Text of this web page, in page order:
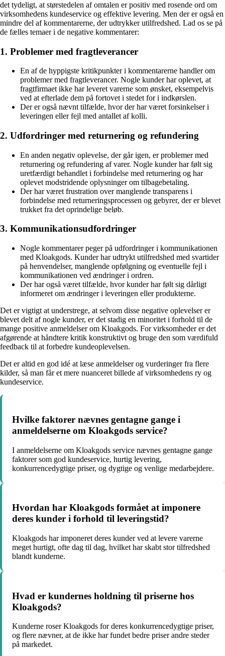
det tydeligt, at størstedelen af omtalen er positiv med rosende ord om
virksomhedens kundeservice og effektive levering. Men der er også en
mindre del af kommentarerne, der udtrykker utilfredshed. Lad os se på
de fælles temaer i de negative kommentarer:
1. Problemer med fragtleverancer
En af de hyppigste kritikpunkter i kommentarerne handler om
problemer med fragtleverancer. Nogle kunder har oplevet, at
fragtfirmaet ikke har leveret varerne som ønsket, eksempelvis
ved at efterlade dem på fortovet i stedet for i indkørslen.
Der er også nævnt tilfælde, hvor der har været forsinkelser i
leveringen eller fejl med antallet af kolli.
2. Udfordringer med returnering og refundering
En anden negativ oplevelse, der går igen, er problemer med
returnering og refundering af varer. Nogle kunder har følt sig
uretfærdigt behandlet i forbindelse med returnering og har
oplevet modstridende oplysninger om tilbagebetaling.
Der har været frustration over manglende transparens i
forbindelse med returneringsprocessen og gebyrer, der er blevet
trukket fra det oprindelige beløb.
3. Kommunikationsudfordringer
Nogle kommentarer peger på udfordringer i kommunikationen
med Kloakgods. Kunder har udtrykt utilfredshed med svartider
på henvendelser, manglende opfølgning og eventuelle fejl i
kommunikationen ved ændringer i ordren.
Der har også været tilfælde, hvor kunder har følt sig dårligt
informeret om ændringer i leveringen eller produkterne.
Det er vigtigt at understrege, at selvom disse negative oplevelser er
blevet delt af nogle kunder, er det stadig en minoritet i forhold til de
mange positive anmeldelser om Kloakgods. For virksomheder er det
afgørende at håndtere kritik konstruktivt og bruge den som værdifuld
feedback til at forbedre kundeoplevelsen.
Det er altid en god idé at læse anmeldelser og vurderinger fra flere
kilder, så man får et mere nuanceret billede af virksomhedens ry og
kundeservice.
Hvilke faktorer nævnes gentagne gange i
anmeldelserne om Kloakgods service?
I anmeldelserne om Kloakgods service nævnes gentagne gange
faktorer som god kundeservice, hurtig levering,
konkurrencedygtige priser, og dygtige og venlige medarbejdere.
Hvordan har Kloakgods formået at imponere
deres kunder i forhold til leveringstid?
Kloakgods har imponeret deres kunder ved at levere varerne
meget hurtigt, ofte dag til dag, hvilket har skabt stor tilfredshed
blandt kunderne.
Hvad er kundernes holdning til priserne hos
Kloakgods?
Kunderne roser Kloakgods for deres konkurrencedygtige priser,
og flere nævner, at de ikke har fundet bedre priser andre steder
på markedet.